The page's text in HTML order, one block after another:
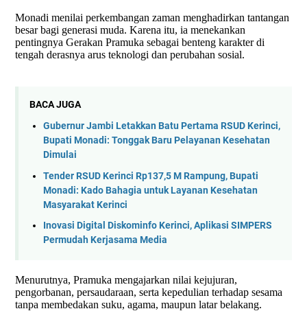
Monadi menilai perkembangan zaman menghadirkan tantangan
besar bagi generasi muda. Karena itu, ia menekankan
pentingnya Gerakan Pramuka sebagai benteng karakter di
tengah derasnya arus teknologi dan perubahan sosial.
BACA JUGA
Gubernur Jambi Letakkan Batu Pertama RSUD Kerinci,
Bupati Monadi: Tonggak Baru Pelayanan Kesehatan
Dimulai
Tender RSUD Kerinci Rp137,5 M Rampung, Bupati
Monadi: Kado Bahagia untuk Layanan Kesehatan
Masyarakat Kerinci
Inovasi Digital Diskominfo Kerinci, Aplikasi SIMPERS
Permudah Kerjasama Media
Menurutnya, Pramuka mengajarkan nilai kejujuran,
pengorbanan, persaudaraan, serta kepedulian terhadap sesama
tanpa membedakan suku, agama, maupun latar belakang.